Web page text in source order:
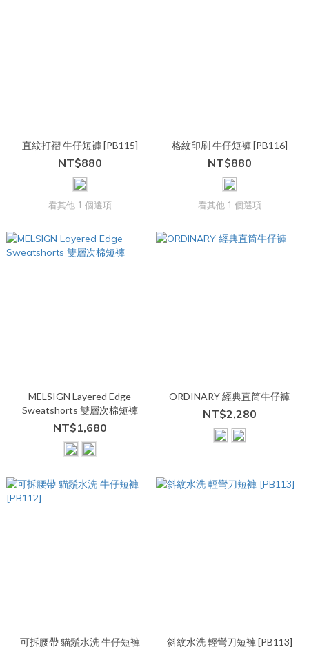
直紋打褶 牛仔短褲 [PB115]
NT$880
看其他 1 個選項
格紋印刷 牛仔短褲 [PB116]
NT$880
看其他 1 個選項
MELSIGN Layered Edge
Sweatshorts 雙層次棉短褲
NT$1,680
ORDINARY 經典直筒牛仔褲
NT$2,280
可拆腰帶 貓鬚水洗 牛仔短褲
斜紋水洗 輕彎刀短褲 [PB113]